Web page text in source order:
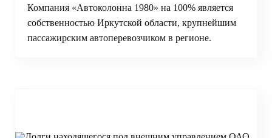
Компания «Автоколонна 1980» на 100% является
собственностью Иркутской области, крупнейшим
пассажирским автоперевозчиком в регионе.